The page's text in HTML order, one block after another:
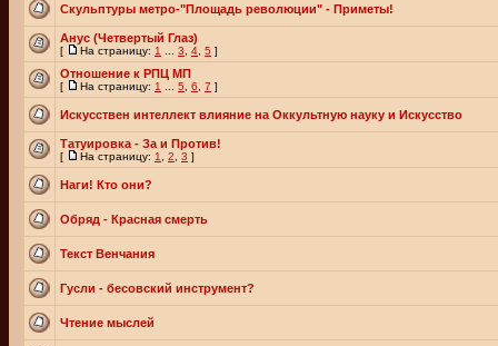
Скульптуры метро-"Площадь революции" - Приметы!
Анус (Четвертый Глаз)
[ На страницу: 1 3 4 5 ]
Отношение к РПЦ МП
[ На страницу: 1 5 6 7 ]
Искусствен интеллект влияние на Оккультную науку и Искусство
Татуировка - За и Против!
[ На страницу: 1 2 3 ]
Наги! Кто они?
Обряд - Красная смерть
Текст Венчания
Гусли - бесовский инструмент?
Чтение мыслей